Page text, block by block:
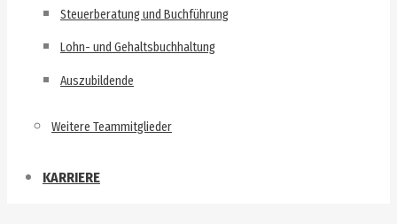
Steuerberatung und Buchführung
Lohn- und Gehaltsbuchhaltung
Auszubildende
Weitere Teammitglieder
KARRIERE